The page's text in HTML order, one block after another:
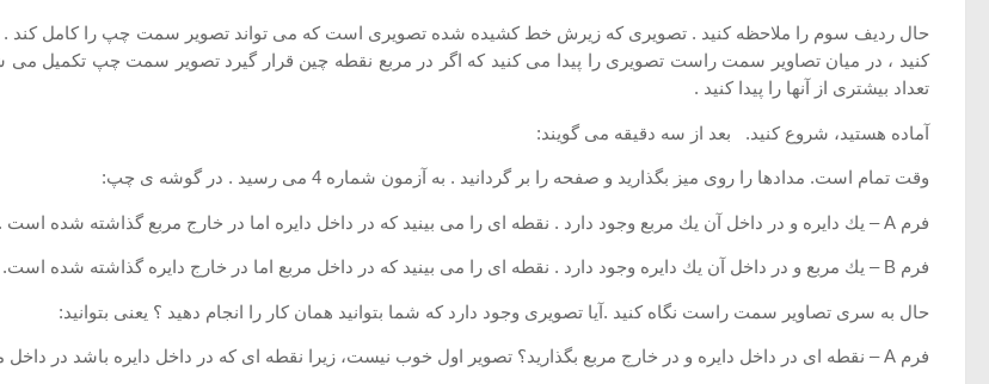
حال ردیف سوم را ملاحظه كنید . تصویری كه زیرش خط كشیده شده تصویری است كه می تواند تصویر سمت چپ را كامل كند .
كنید ، در میان تصاویر سمت راست تصویری را پیدا می كنید كه اگر در مربع نقطه چین قرار گیرد تصویر سمت چپ تكمیل می
تعداد بیشتری از آنها را پیدا كنید .
آماده هستید، شروع كنید. بعد از سه دقیقه می گویند:
وقت تمام است. مدادها را روی میز بگذارید و صفحه را بر گردانید . به آزمون شماره 4 می رسید . در گوشه ی چپ:
فرم A – یك دایره و در داخل آن یك مربع وجود دارد . نقطه ای را می بینید كه در داخل دایره اما در خارج مربع گذاشته شده است .
فرم B – یك مربع و در داخل آن یك دایره وجود دارد . نقطه ای را می بینید كه در داخل مربع اما در خارج دایره گذاشته شده است.
حال به سری تصاویر سمت راست نگاه كنید .آیا تصویری وجود دارد كه شما بتوانید همان كار را انجام دهید ؟ یعنی بتوانید:
فرم A – نقطه ای در داخل دایره و در خارج مربع بگذارید؟ تصویر اول خوب نیست، زیرا نقطه ای كه در داخل دایره باشد در داخل مربع نیز خواهد بود.